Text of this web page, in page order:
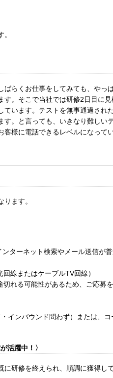
らくお仕事をしてみても、やっ
。そこで当社では研修2日目に見
います。テストを無事通過され
。と言っても、いきなり難しい
様に電話できるレベルになって
ます。
ターネット検索やメール送信が
線またはケーブルTV回線）
れる可能性があるため、ご応募
インバウンド問わず）または、コ
活躍中！〉
研修を終えられ、順調に獲得し